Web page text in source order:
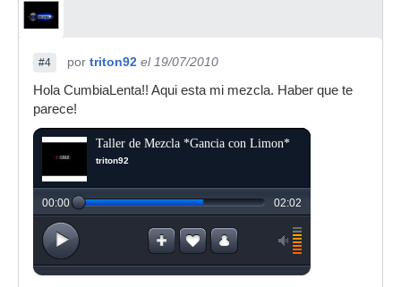
#4 por triton92 el 19/07/2010
Hola CumbiaLenta!! Aqui esta mi mezcla. Haber que te
parece!